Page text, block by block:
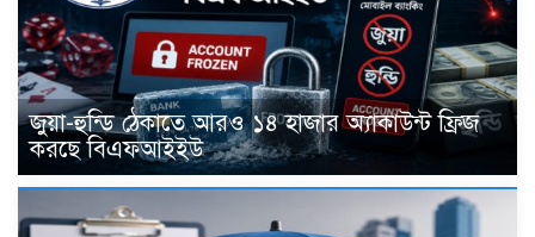
জুয়া-হুন্ডি ঠেকাতে আরও ১৪ হাজার অ্যাকাউন্ট ফ্রিজ
করছে বিএফআইইউ